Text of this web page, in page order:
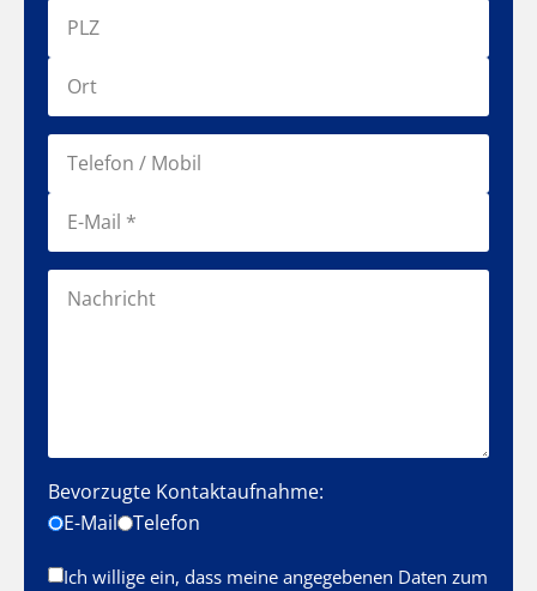
Bevorzugte Kontaktaufnahme:
E-Mail
Telefon
Ich willige ein, dass meine angegebenen Daten zum